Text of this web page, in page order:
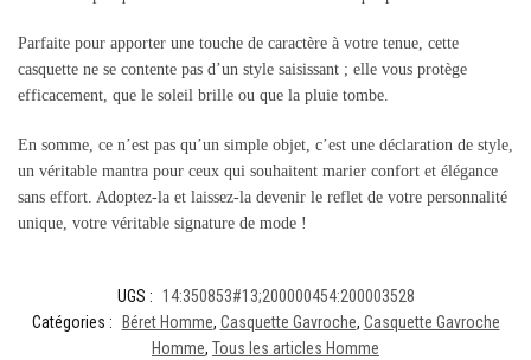
Parfaite pour apporter une touche de caractère à votre tenue, cette
casquette ne se contente pas d’un style saisissant ; elle vous protège
efficacement, que le soleil brille ou que la pluie tombe.
En somme, ce n’est pas qu’un simple objet, c’est une déclaration de style,
un véritable mantra pour ceux qui souhaitent marier confort et élégance
sans effort. Adoptez-la et laissez-la devenir le reflet de votre personnalité
unique, votre véritable signature de mode !
UGS :
14:350853#13;200000454:200003528
Catégories :
Béret Homme, Casquette Gavroche, Casquette Gavroche
Homme, Tous les articles Homme